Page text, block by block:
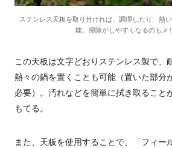
ステンレス天板を取り付ければ、調理したり、熱
能。掃除がしやすくなるのもメ
この天板は文字どおりステンレス製で、
熱々の鍋を置くことも可能（置いた部分
必要）。汚れなどを簡単に拭き取ること
もてる。
また、天板を使用することで、「フィー